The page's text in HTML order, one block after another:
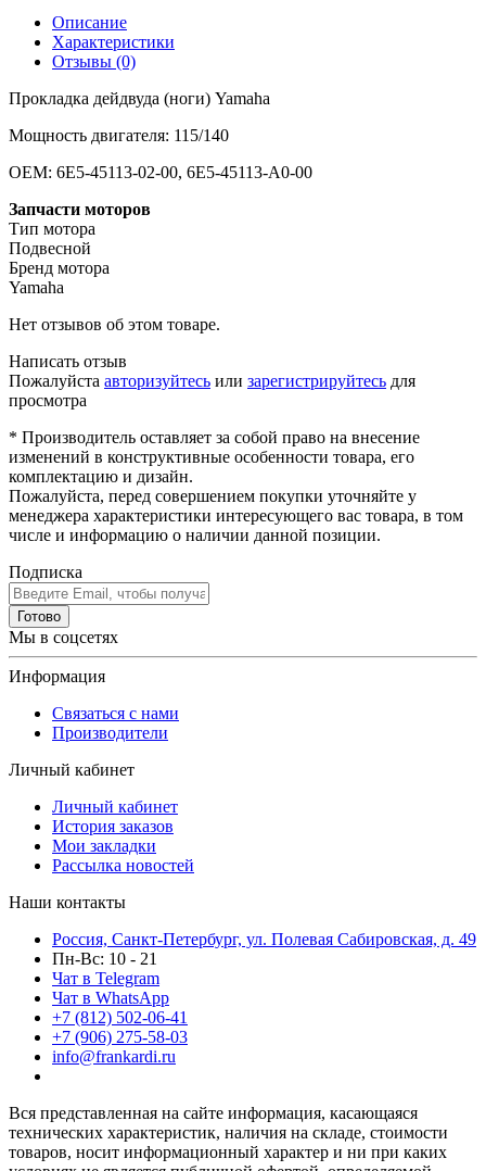
Описание
Характеристики
Отзывы (0)
Прокладка дейдвуда (ноги) Yamaha
Мощность двигателя: 115/140
OEM: 6E5-45113-02-00, 6E5-45113-A0-00
Запчасти моторов
Тип мотора
Подвесной
Бренд мотора
Yamaha
Нет отзывов об этом товаре.
Написать отзыв
Пожалуйста авторизуйтесь или зарегистрируйтесь для
просмотра
* Производитель оставляет за собой право на внесение
изменений в конструктивные особенности товара, его
комплектацию и дизайн.
Пожалуйста, перед совершением покупки уточняйте у
менеджера характеристики интересующего вас товара, в том
числе и информацию о наличии данной позиции.
Подписка
Готово
Мы в соцсетях
Информация
Связаться с нами
Производители
Личный кабинет
Личный кабинет
История заказов
Мои закладки
Рассылка новостей
Наши контакты
Россия, Санкт-Петербург, ул. Полевая Сабировская, д. 49
Пн-Вс: 10 - 21
Чат в Telegram
Чат в WhatsApp
+7 (812) 502-06-41
+7 (906) 275-58-03
info@frankardi.ru
Вся представленная на сайте информация, касающаяся
технических характеристик, наличия на складе, стоимости
товаров, носит информационный характер и ни при каких